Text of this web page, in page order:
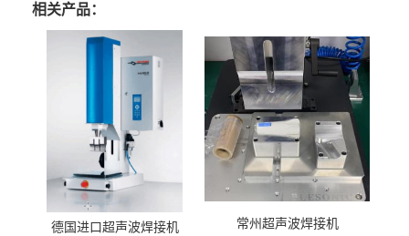
相关产品：
德国进口超声波焊接机 常州超声波焊接机